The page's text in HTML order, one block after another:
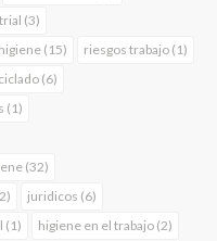
(3)
(15)
riesgos trabajo (1)
(6)
(1)
(32)
juridicos (6)
(1)
higiene en el trabajo (2)